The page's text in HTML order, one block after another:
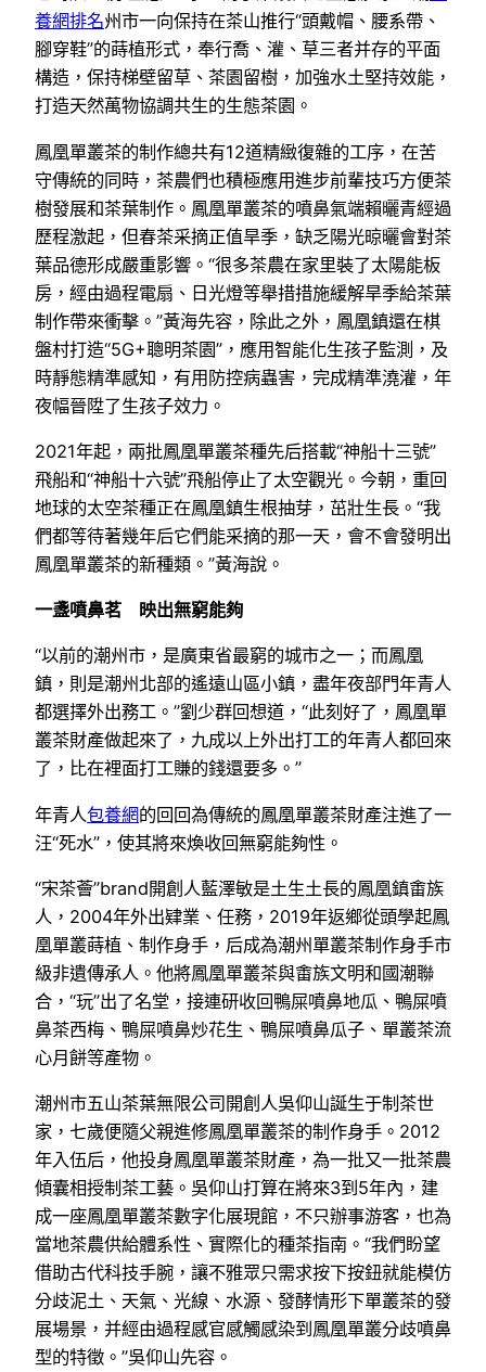
養網排名州市一向保持在茶山推行“頭戴帽、腰系帶、
腳穿鞋”的蒔植形式，奉行喬、灌、草三者并存的平面
構造，保持梯壁留草、茶園留樹，加強水土堅持效能，
打造天然萬物協調共生的生態茶園。
鳳凰單叢茶的制作總共有12道精緻復雜的工序，在苦
守傳統的同時，茶農們也積極應用進步前輩技巧方便茶
樹發展和茶葉制作。鳳凰單叢茶的噴鼻氣端賴曬青經過
歷程激起，但春茶采摘正值旱季，缺乏陽光晾曬會對茶
葉品德形成嚴重影響。“很多茶農在家里裝了太陽能板
房，經由過程電扇、日光燈等舉措措施緩解旱季給茶葉
制作帶來衝擊。”黃海先容，除此之外，鳳凰鎮還在棋
盤村打造“5G+聰明茶園”，應用智能化生孩子監測，及
時靜態精準感知，有用防控病蟲害，完成精準澆灌，年
夜幅晉陞了生孩子效力。
2021年起，兩批鳳凰單叢茶種先后搭載“神船十三號”
飛船和“神船十六號”飛船停止了太空觀光。今朝，重回
地球的太空茶種正在鳳凰鎮生根抽芽，茁壯生長。“我
們都等待著幾年后它們能采摘的那一天，會不會發明出
鳳凰單叢茶的新種類。”黃海說。
一盞噴鼻茗 映出無窮能夠
“以前的潮州市，是廣東省最窮的城市之一；而鳳凰
鎮，則是潮州北部的遙遠山區小鎮，盡年夜部門年青人
都選擇外出務工。”劉少群回想道，“此刻好了，鳳凰單
叢茶財產做起來了，九成以上外出打工的年青人都回來
了，比在裡面打工賺的錢還要多。”
年青人包養網的回回為傳統的鳳凰單叢茶財產注進了一
汪“死水”，使其將來煥收回無窮能夠性。
“宋茶薈”brand開創人藍澤敏是土生土長的鳳凰鎮畬族
人，2004年外出肄業、任務，2019年返鄉從頭學起鳳
凰單叢蒔植、制作身手，后成為潮州單叢茶制作身手市
級非遺傳承人。他將鳳凰單叢茶與畬族文明和國潮聯
合，“玩”出了名堂，接連研收回鴨屎噴鼻地瓜、鴨屎噴
鼻茶西梅、鴨屎噴鼻炒花生、鴨屎噴鼻瓜子、單叢茶流
心月餅等產物。
潮州市五山茶葉無限公司開創人吳仰山誕生于制茶世
家，七歲便隨父親進修鳳凰單叢茶的制作身手。2012
年入伍后，他投身鳳凰單叢茶財產，為一批又一批茶農
傾囊相授制茶工藝。吳仰山打算在將來3到5年內，建
成一座鳳凰單叢茶數字化展現館，不只辦事游客，也為
當地茶農供給體系性、實際化的種茶指南。“我們盼望
借助古代科技手腕，讓不雅眾只需求按下按鈕就能模仿
分歧泥土、天氣、光線、水源、發酵情形下單叢茶的發
展場景，并經由過程感官感觸感染到鳳凰單叢分歧噴鼻
型的特徵。”吳仰山先容。